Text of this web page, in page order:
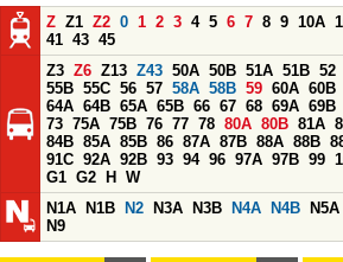
Z Z1 Z2 0 1 2 3 4 5 6 7 8 9 10A
41 43 45
Z3 Z6 Z13 Z43 50A 50B 51A 51B 52
55B 55C 56 57 58A 58B 59 60A 60B
64A 64B 65A 65B 66 67 68 69A 69B
73 75A 75B 76 77 78 80A 80B 81A
84B 85A 85B 86 87A 87B 88A 88B
91C 92A 92B 93 94 96 97A 97B 99
G1 G2 H
W
N1A
N1B N2 N3A N3B N4A N4B N5A
N9